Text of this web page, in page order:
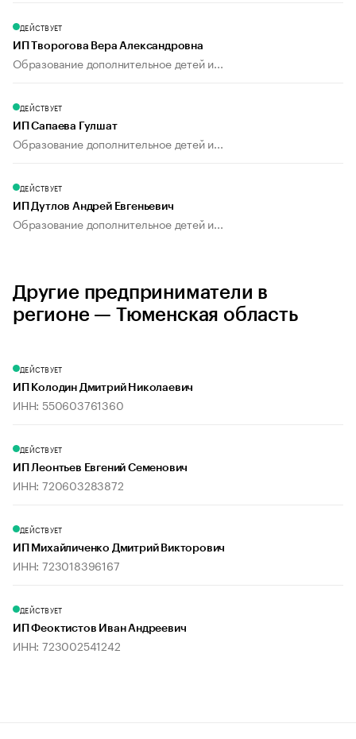
ДЕЙСТВУЕТ
ИП Творогова Вера Александровна
Образование дополнительное детей и...
ДЕЙСТВУЕТ
ИП Сапаева Гулшат
Образование дополнительное детей и...
ДЕЙСТВУЕТ
ИП Дутлов Андрей Евгеньевич
Образование дополнительное детей и...
Другие предприниматели в
регионе — Тюменская область
ДЕЙСТВУЕТ
ИП Колодин Дмитрий Николаевич
ИНН: 550603761360
ДЕЙСТВУЕТ
ИП Леонтьев Евгений Семенович
ИНН: 720603283872
ДЕЙСТВУЕТ
ИП Михайличенко Дмитрий Викторович
ИНН: 723018396167
ДЕЙСТВУЕТ
ИП Феоктистов Иван Андреевич
ИНН: 723002541242